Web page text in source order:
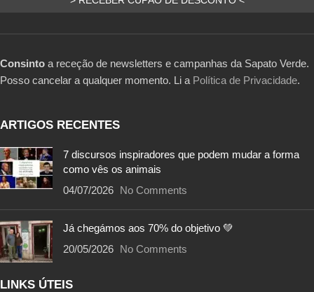
Consinto a receção de newsletters e campanhas da Sapato Verde.
Posso cancelar a qualquer momento. Li a Política de Privacidade.
ARTIGOS RECENTES
7 discursos inspiradores que podem mudar a forma
como vês os animais
04/07/2026 No Comments
Já chegámos aos 70% do objetivo 💚
20/05/2026 No Comments
LINKS ÚTEIS